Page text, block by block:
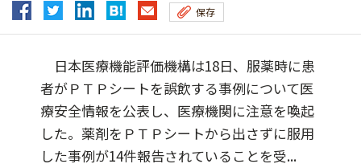
保存
日本医療機能評価機構は18日、服薬時に患
者がＰＴＰシートを誤飲する事例について医
療安全情報を公表し、医療機関に注意を喚起
した。薬剤をＰＴＰシートから出さずに服用
した事例が14件報告されていることを受...